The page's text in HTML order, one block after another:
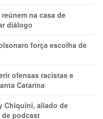
na casa de
diálogo
força escolha de
ofensas racistas e
Catarina
Chiquini, aliado de
de podcast